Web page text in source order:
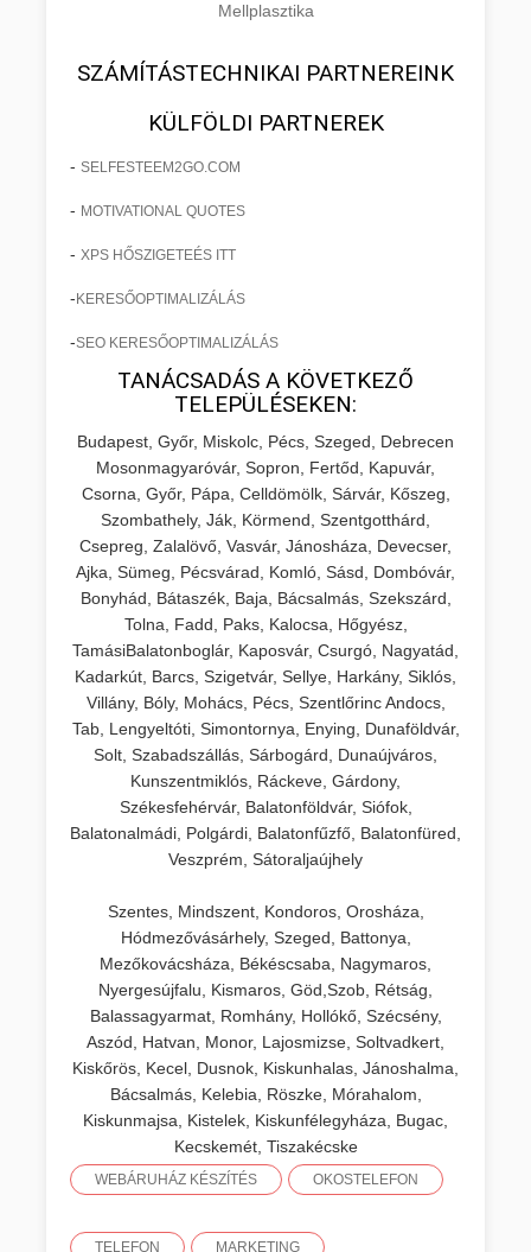
Mellplasztika
SZÁMÍTÁSTECHNIKAI PARTNEREINK
KÜLFÖLDI PARTNEREK
- SELFESTEEM2GO.COM
- MOTIVATIONAL QUOTES
- XPS HŐSZIGETEÉS ITT
- KERESŐOPTIMALIZÁLÁS
-SEO KERESŐOPTIMALIZÁLÁS
TANÁCSADÁS A KÖVETKEZŐ
TELEPÜLÉSEKEN:
Budapest, Győr, Miskolc, Pécs, Szeged, Debrecen
Mosonmagyaróvár, Sopron, Fertőd, Kapuvár,
Csorna, Győr, Pápa, Celldömölk, Sárvár, Kőszeg,
Szombathely, Ják, Körmend, Szentgotthárd,
Csepreg, Zalalövő, Vasvár, Jánosháza, Devecser,
Ajka, Sümeg, Pécsvárad, Komló, Sásd, Dombóvár,
Bonyhád, Bátaszék, Baja, Bácsalmás, Szekszárd,
Tolna, Fadd, Paks, Kalocsa, Hőgyész,
TamásiBalatonboglár, Kaposvár, Csurgó, Nagyatád,
Kadarkút, Barcs, Szigetvár, Sellye, Harkány, Siklós,
Villány, Bóly, Mohács, Pécs, Szentlőrinc Andocs,
Tab, Lengyeltóti, Simontornya, Enying, Dunaföldvár,
Solt, Szabadszállás, Sárbogárd, Dunaújváros,
Kunszentmiklós, Ráckeve, Gárdony,
Székesfehérvár, Balatonföldvár, Siófok,
Balatonalmádi, Polgárdi, Balatonfűzfő, Balatonfüred,
Veszprém, Sátoraljaújhely
Szentes, Mindszent, Kondoros, Orosháza,
Hódmezővásárhely, Szeged, Battonya,
Mezőkovácsháza, Békéscsaba, Nagymaros,
Nyergesújfalu, Kismaros, Göd,Szob, Rétság,
Balassagyarmat, Romhány, Hollókő, Szécsény,
Aszód, Hatvan, Monor, Lajosmizse, Soltvadkert,
Kiskőrös, Kecel, Dusnok, Kiskunhalas, Jánoshalma,
Bácsalmás, Kelebia, Röszke, Mórahalom,
Kiskunmajsa, Kistelek, Kiskunfélegyháza, Bugac,
Kecskemét, Tiszakécske
WEBÁRUHÁZ KÉSZÍTÉS OKOSTELEFON
TELEFON MARKETING